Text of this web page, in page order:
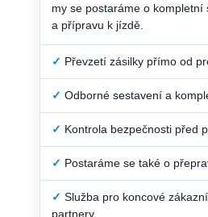
my se postaráme o
a přípravu k jízdě.
✓ Převzetí zásilky přímo od
✓ Odborné sestavení a
✓ Kontrola bezpečnosti před
✓ Postaráme se také o
✓ Služba pro koncové
partnery.